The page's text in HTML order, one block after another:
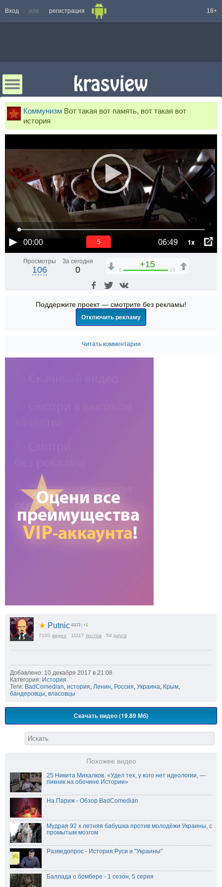
Вход или регистрация 18+
Коммунизм Вот такая вот память, вот такая вот
история
00:00 06:49 1x
4
Просмотры
106
За сегодня
0
+15
0 15
Поддержите проект — смотрите без рекламы!
Отключить рекламу
Читать комментарии
★ Putnic 41172 +1
7100 видео 11117 постов 54 друга
Добавлено: 10 декабря 2017 в 21:08
Категория: История
Теги: BadComedian, история, Ленин, Россия, Украина, Крым,
бандеровцы, власовцы
Скачать видео (19.89 Мб)
Похожее видео
25 Никита Михалков. «Удел тех, у кого нет идеологии, —
пикник на обочине Истории»
На Париж - Обзор BadComedian
Мудрая 92 х летняя бабушка против молодёжи Украины, с
промытым мозгом
Разведопрос - История Руси и "Украины"
Баллада о бомбере - 1 сезон, 5 серия